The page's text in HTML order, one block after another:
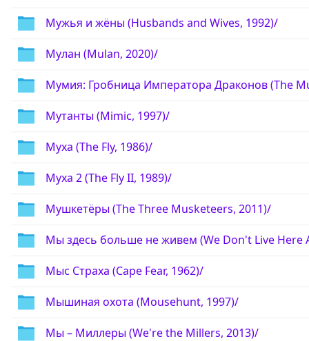
Мужья и жёны (Husbands and Wives, 1992)/
Мулан (Mulan, 2020)/
Мумия: Гробница Императора Драконов (The
Мутанты (Mimic, 1997)/
Муха (The Fly, 1986)/
Муха 2 (The Fly II, 1989)/
Мушкетёры (The Three Musketeers, 2011)/
Мы здесь больше не живем (We Don't Live Here
Мыс Страха (Cape Fear, 1962)/
Мышиная охота (Mousehunt, 1997)/
Мы – Миллеры (We're the Millers, 2013)/